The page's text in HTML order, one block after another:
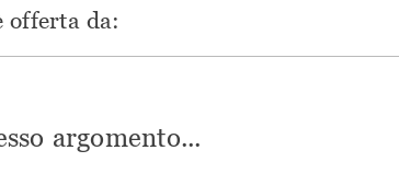
offerta da:
argomento...